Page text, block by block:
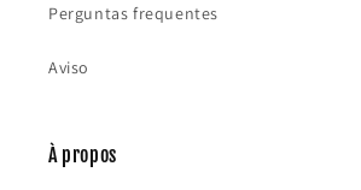
Perguntas frequentes
Aviso
À propos